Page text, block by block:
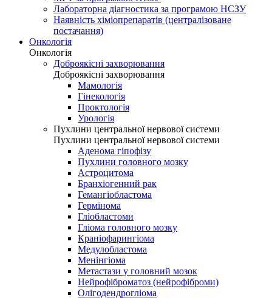
Лабораторна діагностика за програмою НСЗУ
Наявність хіміопрепаратів (централізоване
постачання)
Онкологія
Онкологія
Доброякісні захворювання
Доброякісні захворювання
Мамологія
Гінекологія
Проктологія
Урологія
Пухлини центральної нервової системи
Пухлини центральної нервової системи
Аденома гіпофізу
Пухлини головного мозку
Астроцитома
Бранхіогенний рак
Гемангіобластома
Гермінома
Гліобластоми
Гліома головного мозку
Краніофарингіома
Медулобластома
Менінгіома
Метастази у головний мозок
Нейрофіброматоз (нейрофіброми)
Олігодендрогліома